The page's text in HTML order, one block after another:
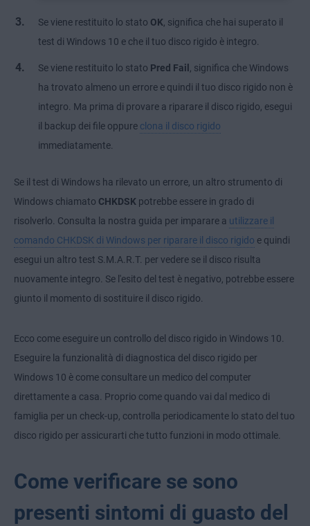
Se viene restituito lo stato OK , significa che hai superato il
test di Windows 10 e che il tuo disco rigido è integro.
Se viene restituito lo stato Pred Fail
, significa che Windows
ha trovato almeno un errore e quindi il tuo disco rigido non è
integro. Ma prima di provare a riparare il disco rigido, esegui
il backup dei file oppure clona il disco rigido
immediatamente.
Se il test di Windows ha rilevato un errore, un altro strumento di
Windows chiamato CHKDSK potrebbe essere in grado di
risolverlo. Consulta la nostra guida per imparare a utilizzare il
comando CHKDSK di Windows per riparare il disco rigido e quindi
esegui un altro test S.M.A.R.T. per vedere se il disco risulta
nuovamente integro. Se l'esito del test è negativo, potrebbe essere
giunto il momento di sostituire il disco rigido.
Ecco come eseguire un controllo del disco rigido in Windows 10.
Eseguire la funzionalità di diagnostica del disco rigido per
Windows 10 è come consultare un medico del computer
direttamente a casa. Proprio come quando vai dal medico di
famiglia per un check-up, controlla periodicamente lo stato del tuo
disco rigido per assicurarti che tutto funzioni in modo ottimale.
Come verificare se sono
presenti sintomi di guasto del